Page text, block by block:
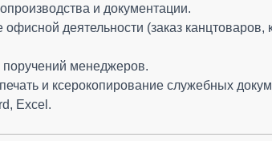
и документации.
офисной деятельности (заказ канцтоваров,
менеджеров.
и ксерокопирование служебных
Excel.